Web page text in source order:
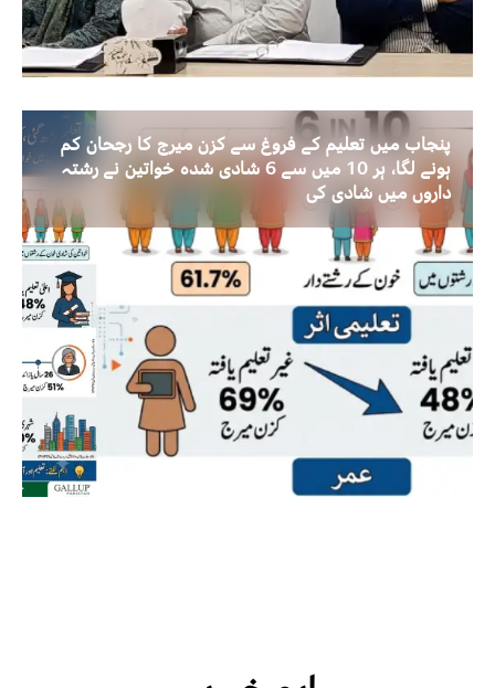
پنجاب میں تعلیم کے فروغ سے کزن میرج کا رجحان کم
ہونے لگا، ہر 10 میں سے 6 شادی شدہ خواتین نے رشتہ
داروں میں شادی کی